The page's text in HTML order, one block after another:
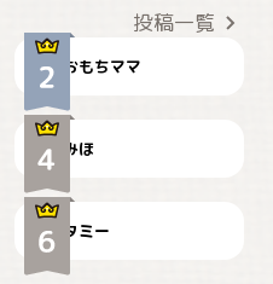
投稿一覧
おもちママ
見てるぞぉ
みほ
ドーベルマンのお友達邸に
て
タミー